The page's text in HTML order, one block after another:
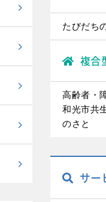
たびだち
複合
高齢者・
和光市共
のさと
サー